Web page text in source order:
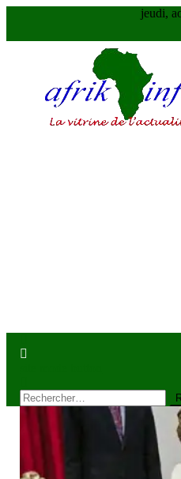
content
jeudi,
Rechercher :